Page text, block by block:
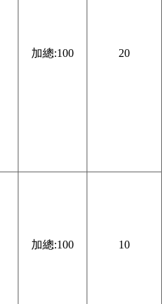
加總:100 20
加總:100 10